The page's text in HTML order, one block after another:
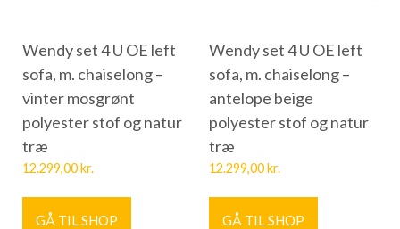
Wendy set 4 U OE left
sofa, m. chaiselong –
vinter mosgrønt
polyester stof og natur
træ
12.299,00kr.
GÅ TIL SHOP
Wendy set 4 U OE left
sofa, m. chaiselong –
antelope beige
polyester stof og natur
træ
12.299,00kr.
GÅ TIL SHOP